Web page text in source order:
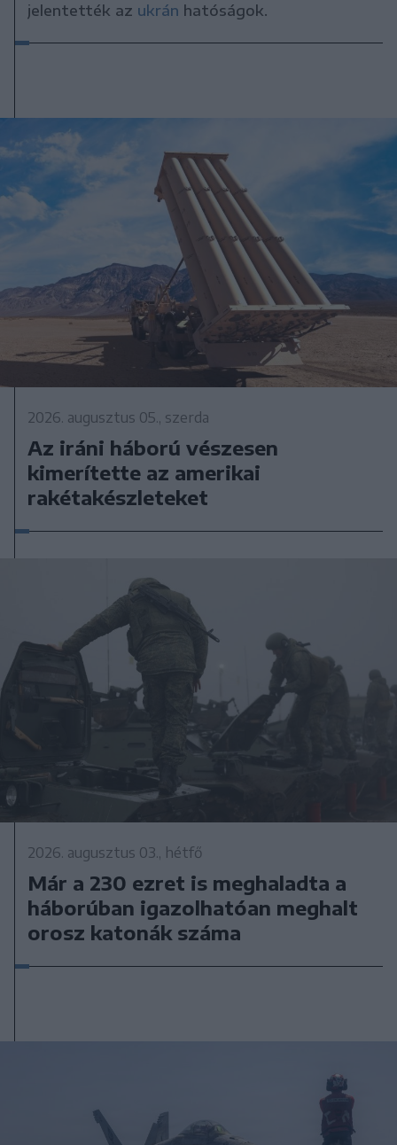
jelentették az ukrán hatóságok.
2026. augusztus 05., szerda
Az iráni háború vészesen
kimerítette az amerikai
rakétakészleteket
2026. augusztus 03., hétfő
Már a 230 ezret is meghaladta a
háborúban igazolhatóan meghalt
orosz katonák száma